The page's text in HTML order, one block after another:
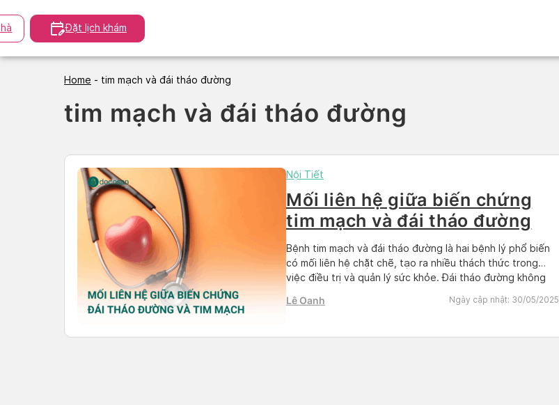
to
content
Đặt lịch khám
Home - tim mạch và đái tháo đường
tim mạch và đái tháo đường
Nội Tiết
Mối liên hệ giữa biến chứng
tim mạch và đái tháo đường
Bệnh tim mạch và đái tháo đường là hai bệnh lý phổ biến
có mối liên hệ chặt chẽ, tạo ra nhiều thách thức trong
việc điều trị và quản lý sức khỏe. Đái tháo đường không
khiến quá trình điều trị […]
Lê Oanh Ngày cập nhật: 30/05/2025